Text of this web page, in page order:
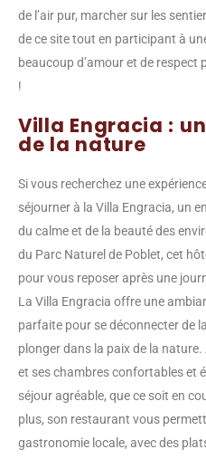
de l’air pur, marcher sur les
de ce site tout en participant à
beaucoup d’amour et de
!
Villa Engracia :
de la nature
Si vous recherchez une
séjourner à la Villa Engracia, un
du calme et de la beauté des
du Parc Naturel de Poblet, cet
pour vous reposer après une
La Villa Engracia offre une
parfaite pour se déconnecter de
plonger dans la paix de la
et ses chambres confortables et
séjour agréable, que ce soit en
plus, son restaurant vous
gastronomie locale, avec des